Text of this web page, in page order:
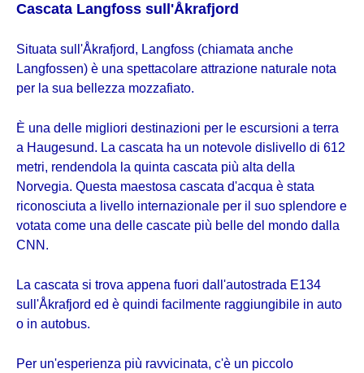
Cascata Langfoss sull'Åkrafjord
Situata sull'Åkrafjord, Langfoss (chiamata anche
Langfossen) è una spettacolare attrazione naturale nota
per la sua bellezza mozzafiato.
È una delle migliori destinazioni per le escursioni a terra
a Haugesund. La cascata ha un notevole dislivello di 612
metri, rendendola la quinta cascata più alta della
Norvegia. Questa maestosa cascata d'acqua è stata
riconosciuta a livello internazionale per il suo splendore e
votata come una delle cascate più belle del mondo dalla
CNN.
La cascata si trova appena fuori dall'autostrada E134
sull'Åkrafjord ed è quindi facilmente raggiungibile in auto
o in autobus.
Per un'esperienza più ravvicinata, c'è un piccolo